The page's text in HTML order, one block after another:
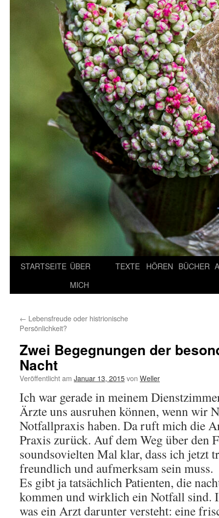
STARTSEITE ÜBER
MICH
TEXTE HÖREN BÜCHER
← Lebensfreude oder histrionische
Persönlichkeit?
Zwei Begegnungen der
Nacht
Veröffentlicht am Januar 13, 2015von Weller
Ich war gerade in meinem
Ärzte uns ausruhen können, wenn wir
Notfallpraxis haben. Da ruft mich die
Praxis zurück. Auf dem Weg über den
soundsovielten Mal klar, dass ich jetzt
freundlich und aufmerksam sein muss.
Es gibt ja tatsächlich Patienten, die
kommen und wirklich ein Notfall sind.
was ein Arzt darunter versteht: eine